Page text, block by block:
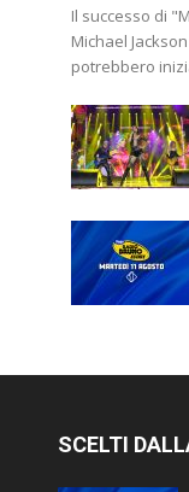
Il successo di
Michael
potrebbero
SCELTI